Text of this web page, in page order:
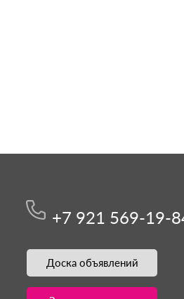
+7 921 569-19-
Доска объявлений